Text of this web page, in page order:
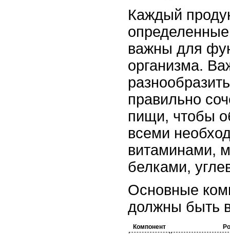
Каждый
важны для
организма.
правильно
пищи, чтобы
всеми
витаминами,
белками,
Основные
должны быть
Компонент